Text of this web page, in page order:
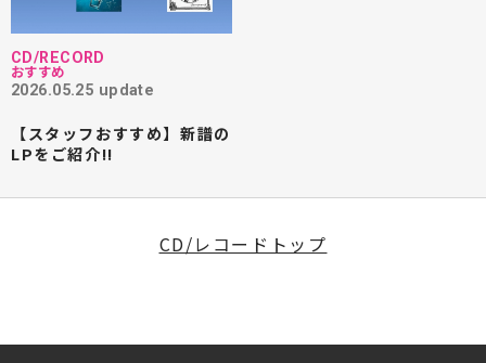
CD/RECORD
おすすめ
2026.05.25 update
【スタッフおすすめ】新譜の
LPをご紹介!!
CD/レコードトップ